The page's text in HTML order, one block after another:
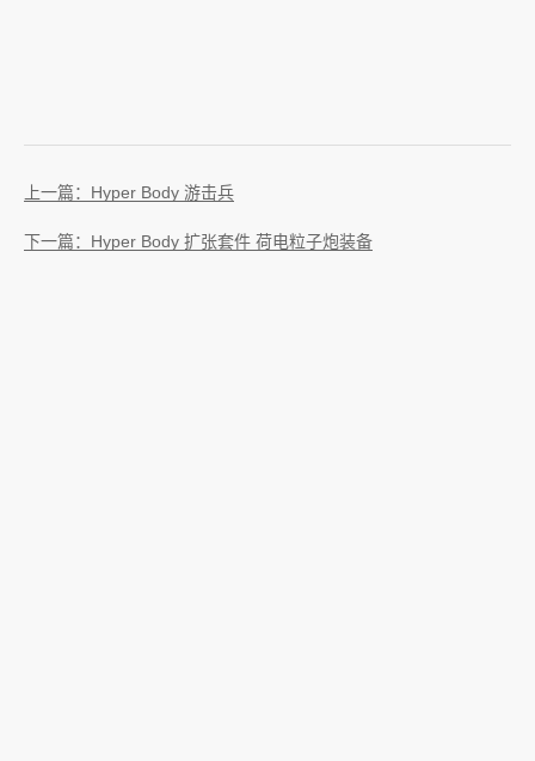
上一篇：Hyper Body 游击兵
下一篇：Hyper Body 扩张套件 荷电粒子炮装备